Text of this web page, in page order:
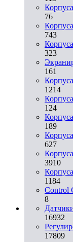
76
743
323
161
1214
124
189
627
3910
1184
Control
8
16932
17809